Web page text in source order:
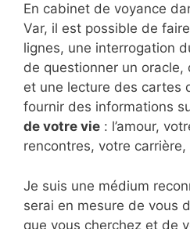
En cabinet de voyance
Var, il est possible de
lignes, une interrogation
de questionner un oracle,
et une lecture des cartes
fournir des informations
de votre vie : l’amour,
rencontres, votre
Je suis une médium
serai en mesure de vous
que vous cherchez et de